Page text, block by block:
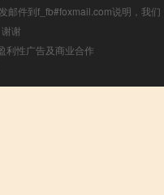
邮件到f_fb#foxmail.com说明，我们
谢
利性广告及商业合作